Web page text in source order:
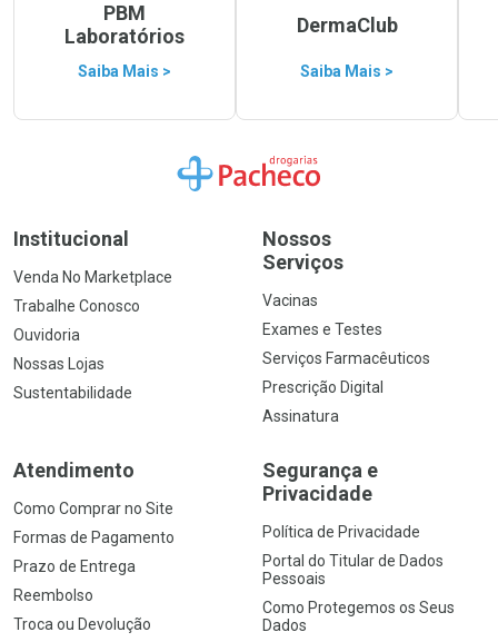
PBM
Laboratórios
Saiba Mais >
DermaClub
Saiba Mais >
Ir para a Home
Institucional
Venda No Marketplace
Trabalhe Conosco
Ouvidoria
Nossas Lojas
Sustentabilidade
Nossos
Serviços
Vacinas
Exames e Testes
Serviços Farmacêuticos
Prescrição Digital
Assinatura
Atendimento
Como Comprar no Site
Formas de Pagamento
Prazo de Entrega
Reembolso
Troca ou Devolução
Segurança e
Privacidade
Política de Privacidade
Portal do Titular de Dados
Pessoais
Como Protegemos os Seus
Dados